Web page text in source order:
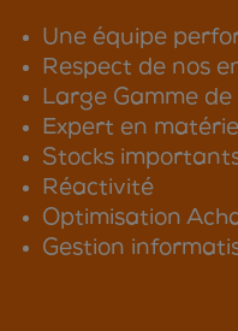
Une équipe
Respect de nos
Large Gamme
Expert en
Stocks
Réactivité
Optimisation
Gestion